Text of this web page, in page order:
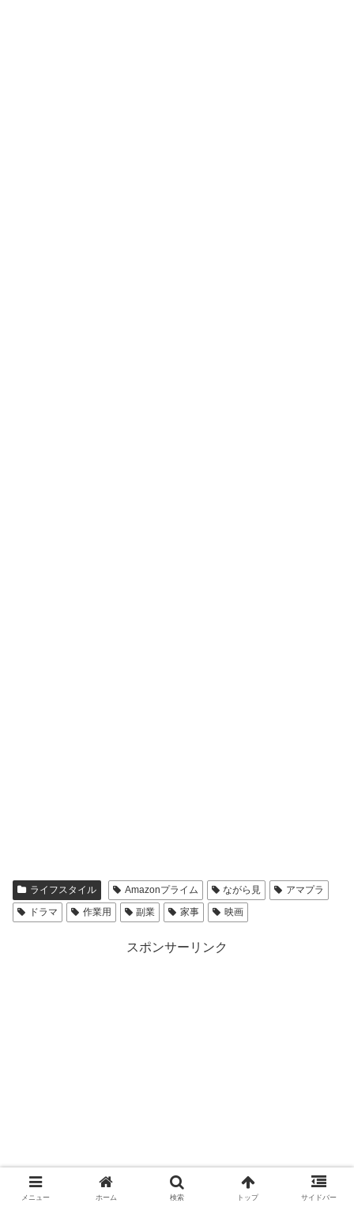
ライフスタイル Amazonプライム ながら見
アマプラ
ドラマ
作業用 副業 家事 映画
スポンサーリンク
メニュー ホーム 検索 トップ サイドバー